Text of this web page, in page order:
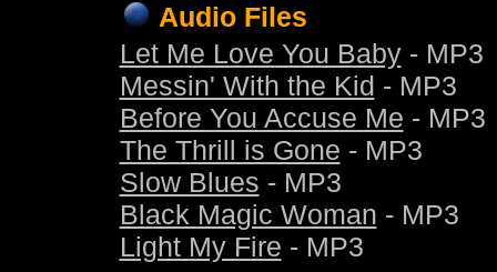
Audio Files
Let Me Love You Baby- MP3
Messin' With the Kid - MP3
Before You Accuse Me - MP3
The Thrill is Gone - MP3
Slow Blues - MP3
Black Magic Woman - MP3
Light My Fire - MP3